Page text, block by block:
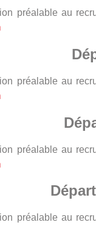
préalable au
préalable au
préalable au
préalable au